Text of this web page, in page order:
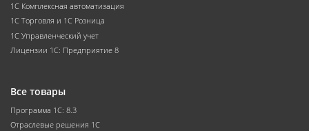
1С Комплексная автоматизация
1С Торговля и 1С Розница
1С Управленческий учет
Лицензии 1С: Предприятие 8
Все товары
Программа 1С: 8.3
Отраслевые решения 1С